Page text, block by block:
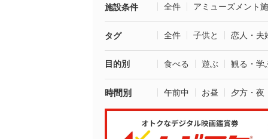
施設条件 全件 アミューズメント
タグ 全件 子供と 恋人・夫
目的別 食べる 遊ぶ 観る・学
時間別 午前中 お昼 夕方・夜